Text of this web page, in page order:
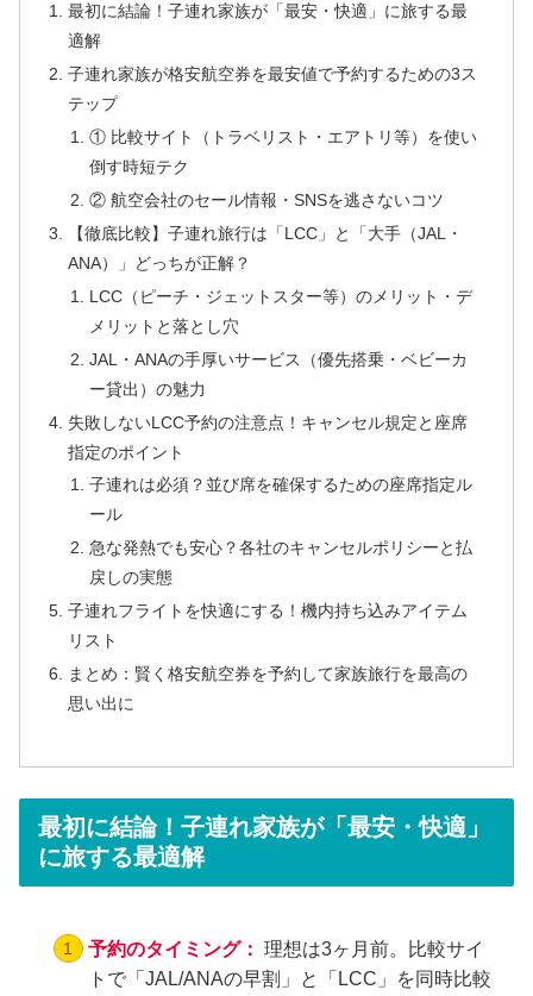
最初に結論！子連れ家族が「最安・快適」に旅する最
適解
子連れ家族が格安航空券を最安値で予約するための3ス
テップ
① 比較サイト（トラベリスト・エアトリ等）を使い
倒す時短テク
② 航空会社のセール情報・SNSを逃さないコツ
【徹底比較】子連れ旅行は「LCC」と「大手（JAL・
ANA）」どっちが正解？
LCC（ピーチ・ジェットスター等）のメリット・デ
メリットと落とし穴
JAL・ANAの手厚いサービス（優先搭乗・ベビーカ
ー貸出）の魅力
失敗しないLCC予約の注意点！キャンセル規定と座席
指定のポイント
子連れは必須？並び席を確保するための座席指定ル
ール
急な発熱でも安心？各社のキャンセルポリシーと払
戻しの実態
子連れフライトを快適にする！機内持ち込みアイテム
リスト
まとめ：賢く格安航空券を予約して家族旅行を最高の
思い出に
最初に結論！子連れ家族が「最安・快適」
に旅する最適解
予約のタイミング： 理想は3ヶ月前。比較サイ
トで「JAL/ANAの早割」と「LCC」を同時比較